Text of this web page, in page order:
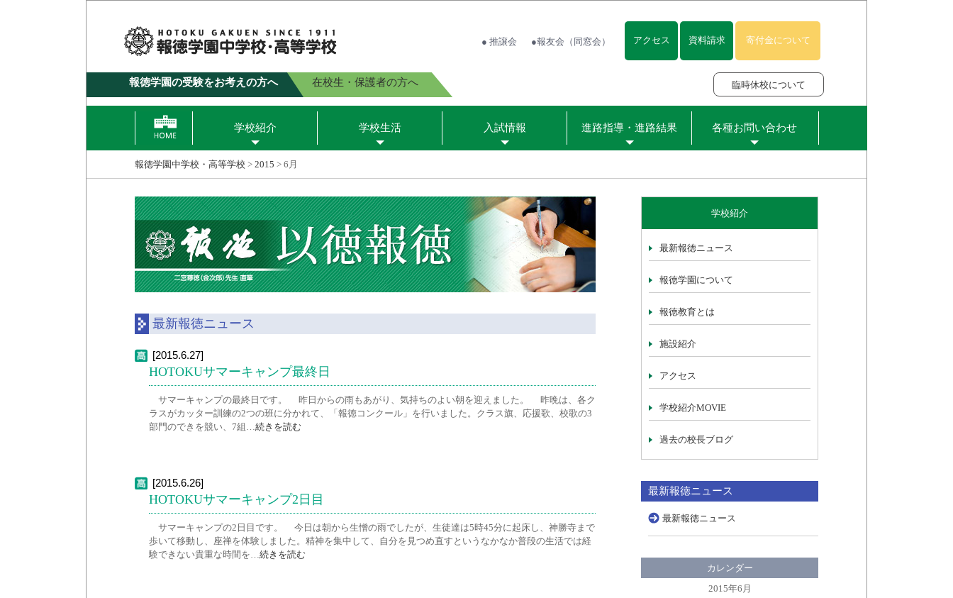
● 推譲会 ●報友会（同窓会） アクセス 資料請求 寄付金について
報徳学園の受験をお考えの方へ 在校生・保護者の方へ 臨時休校について
学校紹介 学校生活 入試情報 進路指導・進路結果 各種お問い合わせ
報徳学園中学校・高等学校 > 2015 > 6月
最新報徳ニュース
[2015.6.27]
HOTOKUサマーキャンプ最終日
サマーキャンプの最終日です。 昨日からの雨もあがり、気持ちのよい朝を迎えました。 昨晩は、各ク
ラスがカッター訓練の2つの班に分かれて、「報徳コンクール」を行いました。クラス旗、応援歌、校歌の3
部門のできを競い、7組…続きを読む
[2015.6.26]
HOTOKUサマーキャンプ2日目
サマーキャンプの2日目です。 今日は朝から生憎の雨でしたが、生徒達は5時45分に起床し、神勝寺まで
歩いて移動し、座禅を体験しました。精神を集中して、自分を見つめ直すというなかなか普段の生活では経
験できない貴重な時間を…続きを読む
学校紹介
最新報徳ニュース
報徳学園について
報徳教育とは
施設紹介
アクセス
学校紹介MOVIE
過去の校長ブログ
最新報徳ニュース
最新報徳ニュース
カレンダー
2015年6月